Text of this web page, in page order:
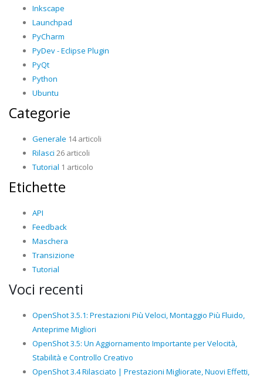
Inkscape
Launchpad
PyCharm
PyDev - Eclipse Plugin
PyQt
Python
Ubuntu
Categorie
Generale 14 articoli
Rilasci 26 articoli
Tutorial 1 articolo
Etichette
API
Feedback
Maschera
Transizione
Tutorial
Voci recenti
OpenShot 3.5.1: Prestazioni Più Veloci, Montaggio Più Fluido,
Anteprime Migliori
OpenShot 3.5: Un Aggiornamento Importante per Velocità,
Stabilità e Controllo Creativo
OpenShot 3.4 Rilasciato | Prestazioni Migliorate, Nuovi Effetti,